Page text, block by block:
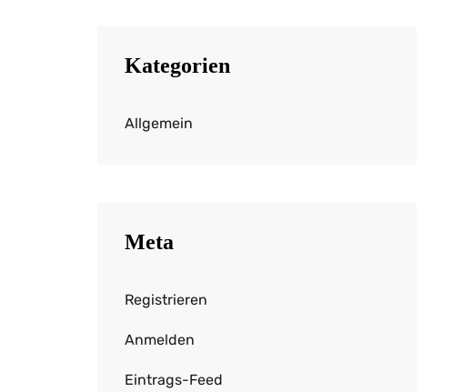
Kategorien
Allgemein
Meta
Registrieren
Anmelden
Eintrags-Feed